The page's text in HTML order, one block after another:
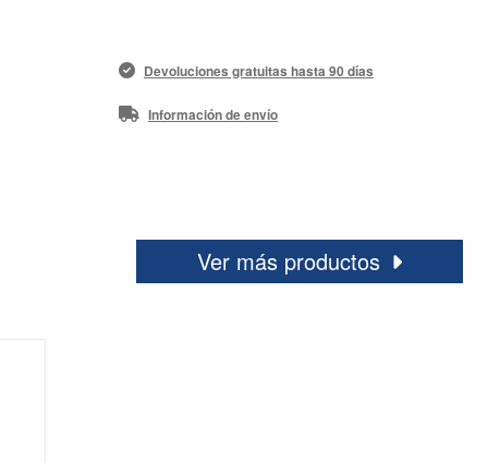
Devoluciones gratuitas hasta 90 días
Información de envío
Ver más productos